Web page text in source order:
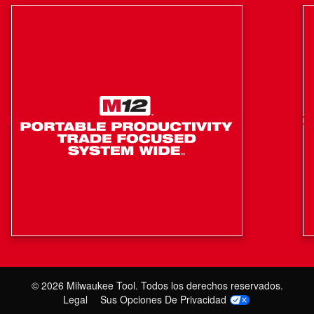
capacidad extendida para aumentar instantáneamente el
sistema de comunicación total entre la herramienta, la
batería y el cargador
La mejor construcción en su clase: Ofrece rendimiento
de larga duración y durabilidad
Versatilidad: Acciona la mayoría de las herramientas
© 2026 Milwaukee Tool. Todos los derechos reservados.
Legal
Sus Opciones De Privacidad